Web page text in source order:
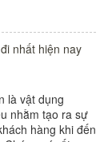
nhất hiện nay
là vật dụng
nhằm tạo ra sự
hàng khi đến